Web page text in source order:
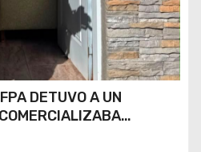
DETUVO A UN